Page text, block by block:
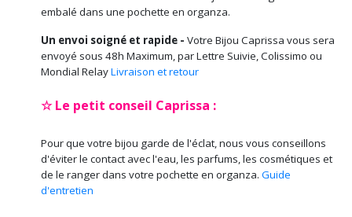
embalé dans une pochette en organza.
Un envoi soigné et rapide - Votre Bijou Caprissa vous sera
envoyé sous 48h Maximum, par Lettre Suivie, Colissimo ou
Mondial RelayLivraison et retour
☆ Le petit conseil Caprissa :
Pour que votre bijou garde de l'éclat, nous vous conseillons
d'éviter le contact avec l'eau, les parfums, les cosmétiques et
de le ranger dans votre pochette en organza. Guide
d'entretien